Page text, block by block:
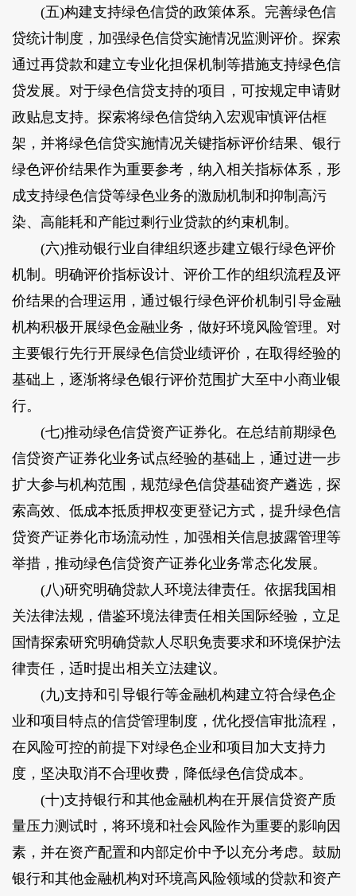
(五)构建支持绿色信贷的政策体系。完善绿色信
贷统计制度，加强绿色信贷实施情况监测评价。探索
通过再贷款和建立专业化担保机制等措施支持绿色信
贷发展。对于绿色信贷支持的项目，可按规定申请财
政贴息支持。探索将绿色信贷纳入宏观审慎评估框
架，并将绿色信贷实施情况关键指标评价结果、银行
绿色评价结果作为重要参考，纳入相关指标体系，形
成支持绿色信贷等绿色业务的激励机制和抑制高污
染、高能耗和产能过剩行业贷款的约束机制。
(六)推动银行业自律组织逐步建立银行绿色评价
机制。明确评价指标设计、评价工作的组织流程及评
价结果的合理运用，通过银行绿色评价机制引导金融
机构积极开展绿色金融业务，做好环境风险管理。对
主要银行先行开展绿色信贷业绩评价，在取得经验的
基础上，逐渐将绿色银行评价范围扩大至中小商业银
行。
(七)推动绿色信贷资产证券化。在总结前期绿色
信贷资产证券化业务试点经验的基础上，通过进一步
扩大参与机构范围，规范绿色信贷基础资产遴选，探
索高效、低成本抵质押权变更登记方式，提升绿色信
贷资产证券化市场流动性，加强相关信息披露管理等
举措，推动绿色信贷资产证券化业务常态化发展。
(八)研究明确贷款人环境法律责任。依据我国相
关法律法规，借鉴环境法律责任相关国际经验，立足
国情探索研究明确贷款人尽职免责要求和环境保护法
律责任，适时提出相关立法建议。
(九)支持和引导银行等金融机构建立符合绿色企
业和项目特点的信贷管理制度，优化授信审批流程，
在风险可控的前提下对绿色企业和项目加大支持力
度，坚决取消不合理收费，降低绿色信贷成本。
(十)支持银行和其他金融机构在开展信贷资产质
量压力测试时，将环境和社会风险作为重要的影响因
素，并在资产配置和内部定价中予以充分考虑。鼓励
银行和其他金融机构对环境高风险领域的贷款和资产